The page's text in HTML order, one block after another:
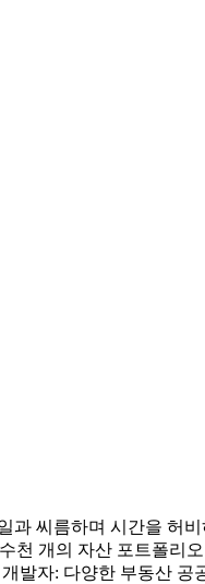
씨름하며 시간을 허비
개의 자산 포트폴리
발자: 다양한 부동산 공